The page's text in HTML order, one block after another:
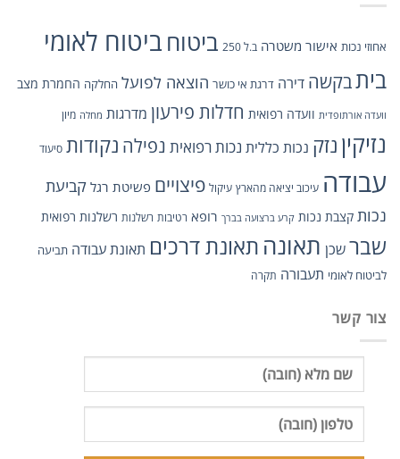
אחוזי נכות אישור משטרה ב.ל 250 ביטוחביטוח לאומי
ביתבקשה דירה דרגת אי כושר הוצאה לפועל החלקה החמרת מצב
וועדה אורתופדית וועדה רפואית חדלות פירעון מדרגות מחלה מיון
נזיקיןנזק נכות כללית נכות רפואית נפילה נקודות סיעוד
עבודה עיכוב יציאה מהארץ עיקול פיצויים פשיטת רגל קביעת
נכות קצבת נכות קרע ברצועה בברך רופא רטיבות רשלנות רשלנות רפואית
שברשכן תאונה תאונת דרכים תאונת עבודה תביעה
לביטוח לאומי תעבורה תקרה
צור קשר